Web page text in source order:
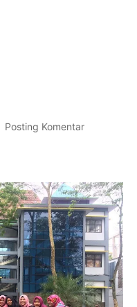
Posting Komentar